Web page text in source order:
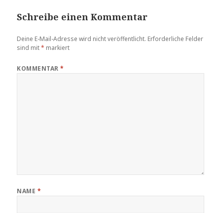
Schreibe einen Kommentar
Deine E-Mail-Adresse wird nicht veröffentlicht. Erforderliche Felder
sind mit* markiert
KOMMENTAR*
NAME *